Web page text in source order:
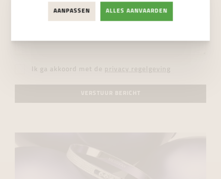
Ik ga akkoord met de privacy regelgeving
VERSTUUR BERICHT
AANPASSEN ALLES AANVAARDEN